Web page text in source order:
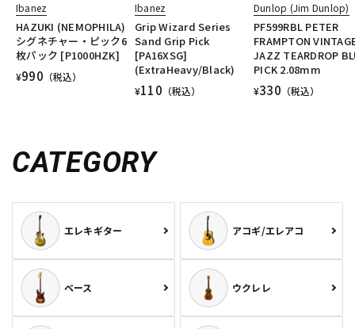
Ibanez
HAZUKI (NEMOPHILA)
シグネチャー・ピック6
枚パック [P1000HZK]
¥990 （税込）
Ibanez
Grip Wizard Series
Sand Grip Pick
[PA16XSG]
(ExtraHeavy/Black)
¥110 （税込）
Dunlop (Jim Dunlop)
PF599RBL PETER
FRAMPTON
JAZZ TEARDROP
PICK 2.08mm
¥330 （税込）
CATEGORY
エレキギター アコギ/エレアコ
ベース ウクレレ